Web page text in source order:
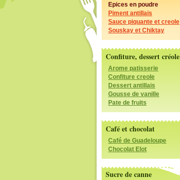
Epices en poudre
Piment antillais
Sauce piquante et creole
Souskay et Chiktay
Confiture, dessert créole
Arome patisserie
Confiture creole
Dessert antillais
Gousse de vanille
Pate de fruits
Café et chocolat
Café de Guadeloupe
Chocolat Elot
Sucre de canne